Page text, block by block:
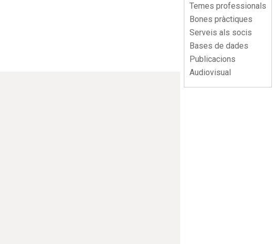
Menu
lateral
Temes professionals
Bones pràctiques
Serveis als socis
Bases de dades
Publicacions
Audiovisual